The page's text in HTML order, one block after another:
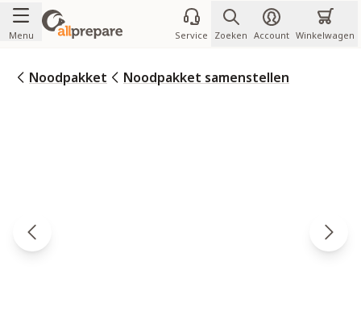
Ga naar de inhoud
Menu Service Zoeken Account Winkelwagen
Noodpakket Noodpakket samenstellen